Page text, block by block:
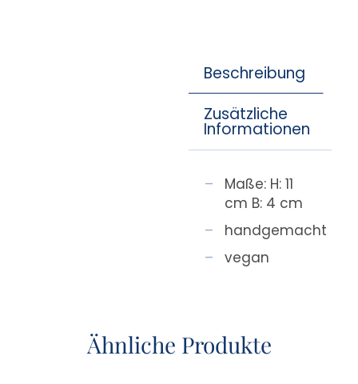
Beschreibung
Zusätzliche
Informationen
Maße: H: 11
cm B: 4 cm
handgemacht
vegan
Ähnliche Produkte